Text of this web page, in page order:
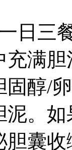
三餐
充满
醇/
。
囊